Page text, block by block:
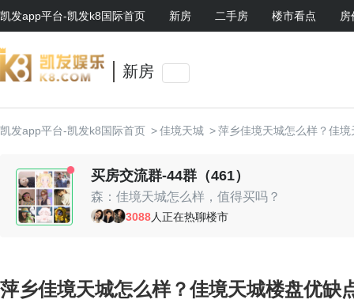
凯发app平台-凯发k8国际首页 新房 二手房 楼市看点 房
新房
凯发app平台-凯发k8国际首页 >佳境天城 >萍乡佳境天城怎么样？佳
买房交流群-44群（461）
森：佳境天城怎么样，值得买吗？
时光机：挺不错的啊
贤：我老婆挺喜欢的
3088人正在热聊楼市
萍乡佳境天城怎么样？佳境天城楼盘优缺